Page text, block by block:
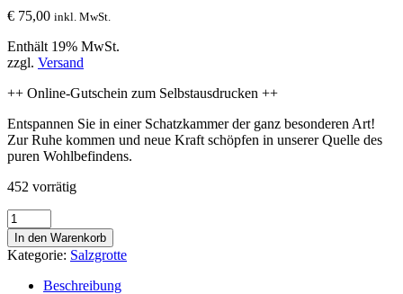
€ 75,00 inkl. MwSt.
Enthält 19% MwSt.
zzgl. Versand
++ Online-Gutschein zum Selbstausdrucken ++
Entspannen Sie in einer Schatzkammer der ganz besonderen Art!
Zur Ruhe kommen und neue Kraft schöpfen in unserer Quelle des
puren Wohlbefindens.
452 vorrätig
Salzgrotte
10er
Karte
Menge
In den Warenkorb
Kategorie: Salzgrotte
Beschreibung